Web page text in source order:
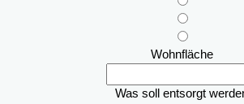
Wohnfläche
Was soll entsorgt